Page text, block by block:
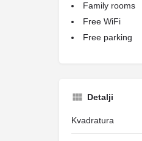
Family rooms
Free WiFi
Free parking
Detalji
Kvadratura